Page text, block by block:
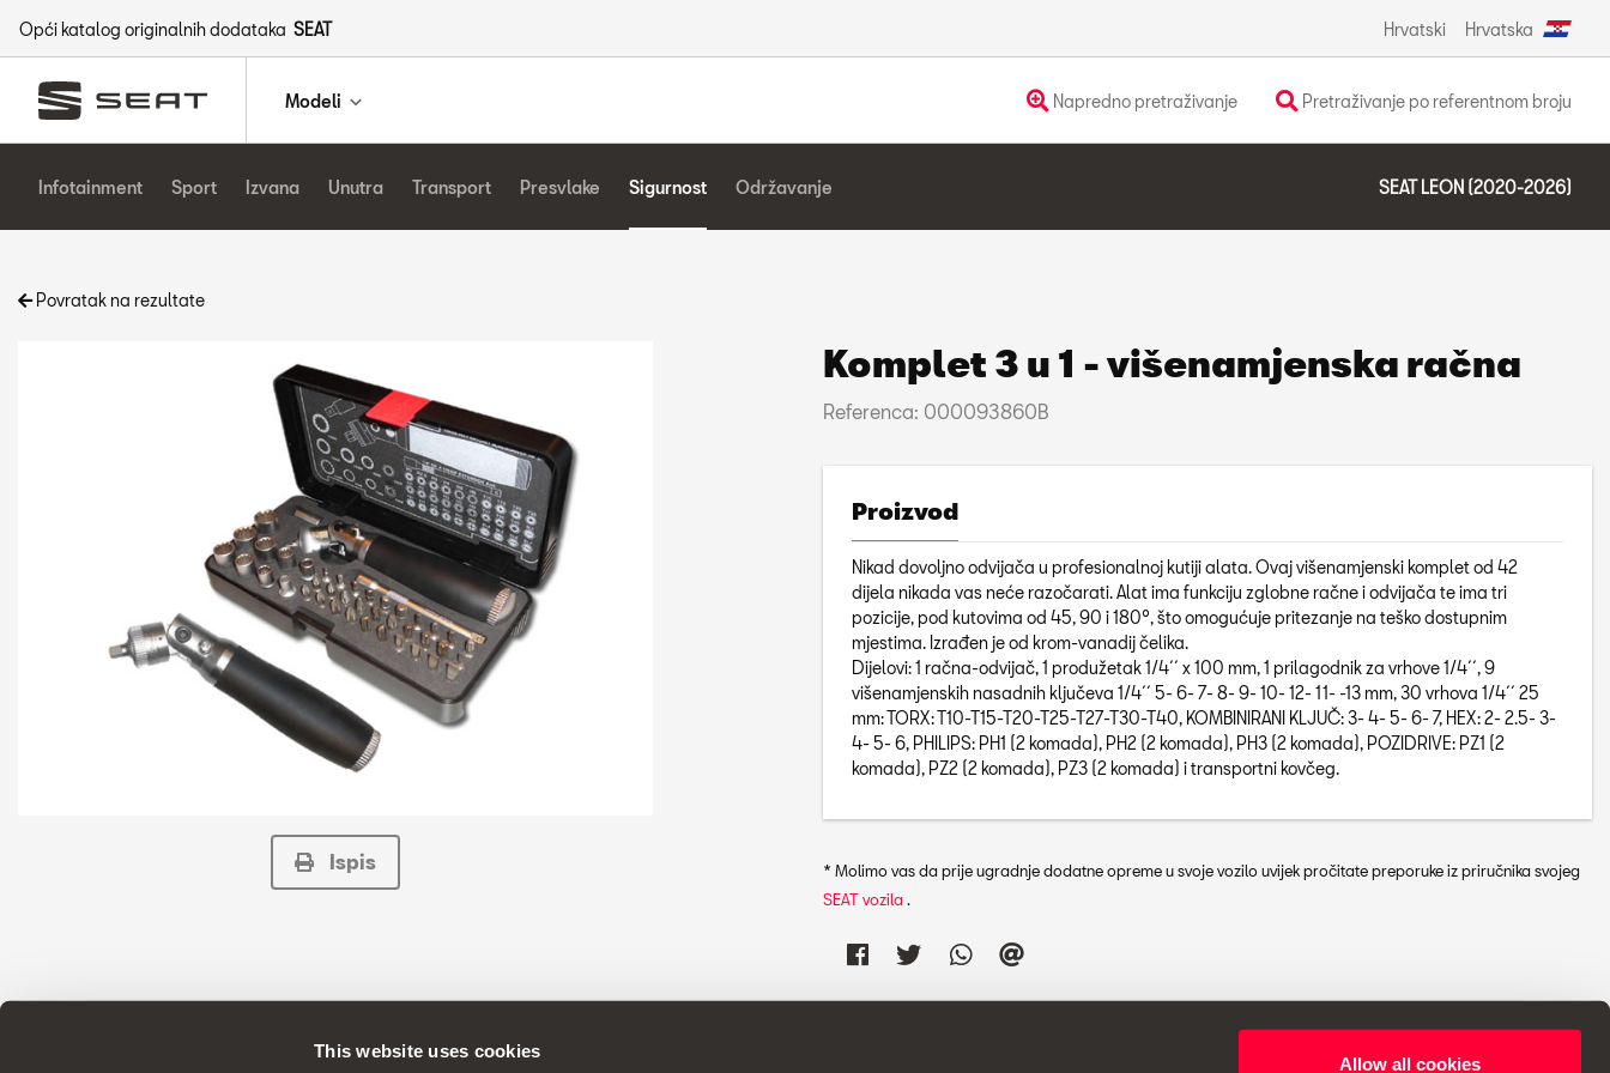
This website uses cookies
Allow all cookies
Opći katalog originalnih dodataka SEAT Hrvatski Hrvatska
Modeli Napredno pretraživanje Pretraživanje po referentnom broju
Infotainment Sport Izvana Unutra Transport Presvlake Sigurnost Održavanje SEAT LEON (2020-2026)
Povratak na rezultate
Ispis
Komplet 3 u 1 - višenamjenska račna
Referenca: 000093860B
Proizvod
Nikad dovoljno odvijača u profesionalnoj kutiji alata. Ovaj višenamjenski komplet od 42
dijela nikada vas neće razočarati. Alat ima funkciju zglobne račne i odvijača te ima tri
pozicije, pod kutovima od 45, 90 i 180º, što omogućuje pritezanje na teško dostupnim
mjestima. Izrađen je od krom-vanadij čelika.
Dijelovi: 1 račna-odvijač, 1 produžetak 1/4´´ x 100 mm, 1 prilagodnik za vrhove 1/4´´, 9
višenamjenskih nasadnih ključeva 1/4´´ 5- 6- 7- 8- 9- 10- 12- 11- -13 mm, 30 vrhova 1/4´´ 25
mm: TORX: T10-T15-T20-T25-T27-T30-T40, KOMBINIRANI KLJUČ: 3- 4- 5- 6- 7, HEX: 2- 2.5- 3-
4- 5- 6, PHILIPS: PH1 (2 komada), PH2 (2 komada), PH3 (2 komada), POZIDRIVE: PZ1 (2
komada), PZ2 (2 komada), PZ3 (2 komada) i transportni kovčeg.
* Molimo vas da prije ugradnje dodatne opreme u svoje vozilo uvijek pročitate preporuke iz priručnika svojeg
SEAT vozila.